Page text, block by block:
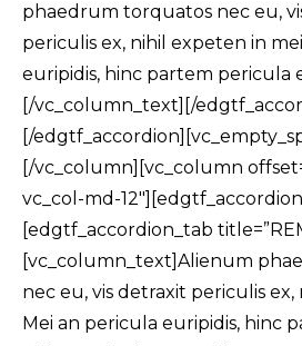
phaedrum torquatos nec eu,
periculis ex, nihil expeten in
euripidis, hinc partem pericula
[/vc_column_text][/
[/
[/vc_column][vc_column
vc_col-md-12″][edgtf_accordion
[edgtf_accordion_tab
[vc_column_text]Alienum
nec eu, vis detraxit periculis ex,
Mei an pericula euripidis, hinc